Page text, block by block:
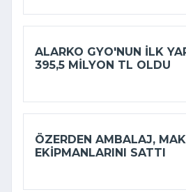
ALARKO GYO'NUN ILK
395,5 MILYON TL OLDU
ÖZERDEN AMBALAJ,
EKIPMANLARINI SATTI